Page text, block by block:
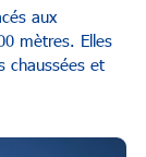
aux
mètres. Elles
chaussées et